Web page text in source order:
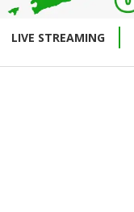
LIVE STREAMING